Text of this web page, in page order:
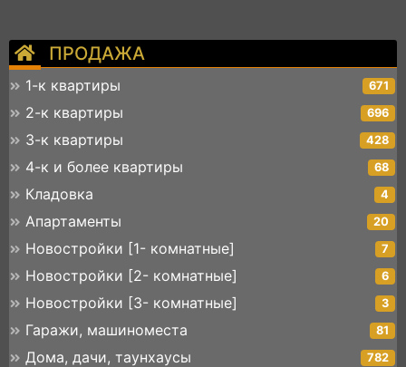
ПРОДАЖА
1-к квартиры 671
2-к квартиры 696
3-к квартиры 428
4-к и более квартиры 68
Кладовка 4
Апартаменты 20
Новостройки [1- комнатные] 7
Новостройки [2- комнатные] 6
Новостройки [3- комнатные] 3
Гаражи, машиноместа 81
Дома, дачи, таунхаусы 782